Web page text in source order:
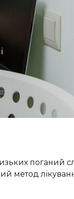
поганий
метод